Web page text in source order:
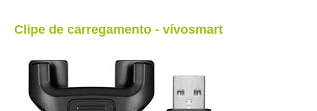
Clipe de carregamento - vívosmart